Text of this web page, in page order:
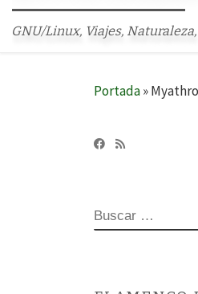
GNU/Linux, Viajes,
Portada»
BUSCAR